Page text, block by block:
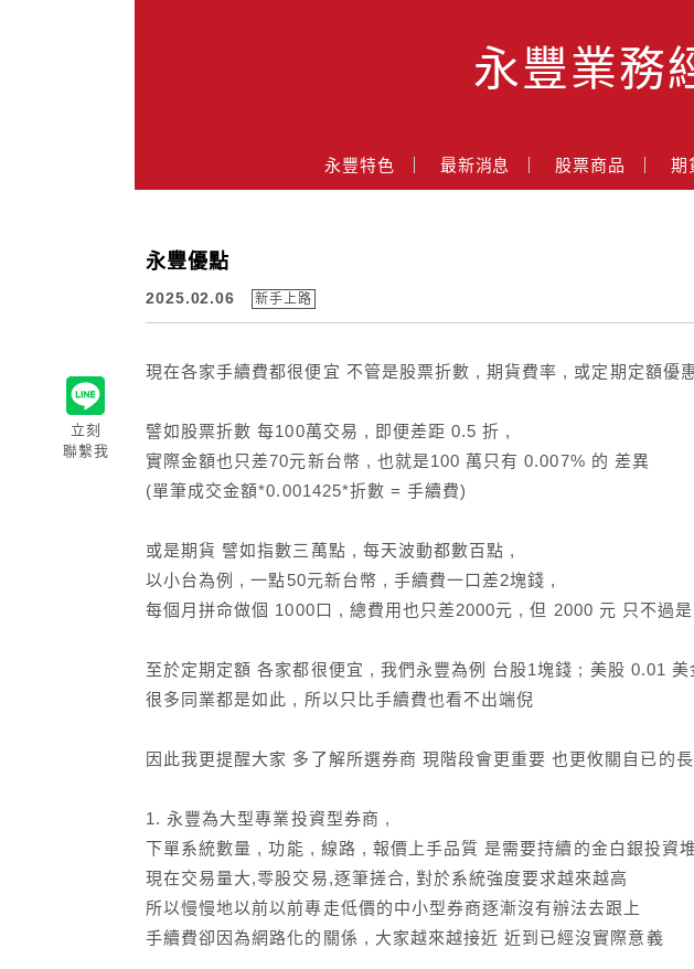
永豐業務
永豐特色 最新消息 股票商品 期
永豐優點
2025.02.06 新手上路
立刻
聯繫我
現在各家手續費都很便宜 不管是股票折數 , 期貨費率 , 或定期定額優
譬如股票折數 每100萬交易 , 即便差距 0.5 折 ,
實際金額也只差70元新台幣 , 也就是100 萬只有 0.007% 的 差異
(單筆成交金額*0.001425*折數 = 手續費)
或是期貨 譬如指數三萬點 , 每天波動都數百點 ,
以小台為例 , 一點50元新台幣 , 手續費一口差2塊錢 ,
每個月拼命做個 1000口 , 總費用也只差2000元 , 但 2000 元 只不過
至於定期定額 各家都很便宜 , 我們永豐為例 台股1塊錢 ; 美股 0.01 美
很多同業都是如此 , 所以只比手續費也看不出端倪
因此我更提醒大家 多了解所選券商 現階段會更重要 也更攸關自已的
1. 永豐為大型專業投資型券商 ,
下單系統數量 , 功能 , 線路 , 報價上手品質 是需要持續的金白銀投資
現在交易量大,零股交易,逐筆搓合, 對於系統強度要求越來越高
所以慢慢地以前以前專走低價的中小型券商逐漸沒有辦法去跟上
手續費卻因為網路化的關係 , 大家越來越接近 近到已經沒實際意義